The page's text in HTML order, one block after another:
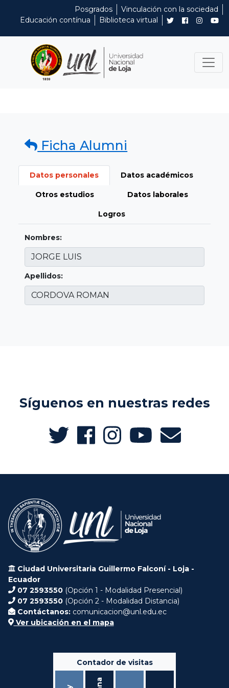
Posgrados
Vinculación con la sociedad
Educación contínua
Biblioteca virtual
Ficha Alumni
Datos personales Datos académicos
Otros estudios Datos laborales
Logros
Nombres:
Apellidos:
Síguenos en nuestras redes
Ciudad Universitaria Guillermo Falconí - Loja -
Ecuador
07 2593550 (Opción 1 - Modalidad Presencial)
07 2593550 (Opción 2 - Modalidad Distancia)
Contáctanos: comunicacion@unl.edu.ec
Ver ubicación en el mapa
Contador de visitas